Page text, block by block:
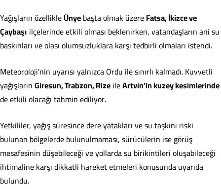
Yağışların özellikleÜnyebaşta olmak üzereFatsa, İkizce ve
Çaybaşı ilçelerinde etkili olması beklenirken, vatandaşların ani su
baskınları ve olası olumsuzluklara karşı tedbirli olmaları istendi.
Meteoroloji’nin uyarısı yalnızca Ordu ile sınırlı kalmadı. Kuvvetli
yağışlarınGiresun, Trabzon, RizeileArtvin’in kuzey kesimlerinde
de etkili olacağı tahmin ediliyor.
Yetkililer, yağış süresince dere yatakları ve su taşkını riski
bulunan bölgelerde bulunulmaması, sürücülerin ise görüş
mesafesinin düşebileceği ve yollarda su birikintileri oluşabileceği
ihtimaline karşı dikkatli hareket etmeleri konusunda uyarıda
bulundu.